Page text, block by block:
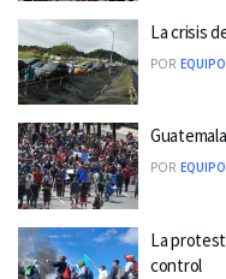
La crisis
POR
POR
La
control